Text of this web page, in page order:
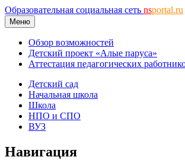
Образовательная социальная сеть nsportal.ru
Меню
Обзор возможностей
Детский проект «Алые паруса»
Аттестация педагогических
Детский сад
Начальная школа
Школа
НПО и СПО
ВУЗ
Навигация